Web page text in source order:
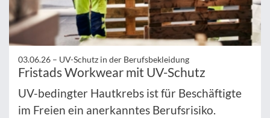
03.06.26 – UV-Schutz in der Berufsbekleidung
Fristads Workwear mit UV-Schutz
UV-bedingter Hautkrebs ist für Beschäftigte
im Freien ein anerkanntes Berufsrisiko.